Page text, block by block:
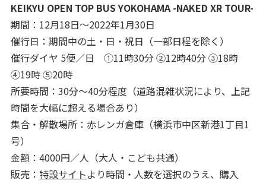
KEIKYU OPEN TOP BUS YOKOHAMA -NAKED XR TOUR-
期間：12月18日～2022年1月30日
催行日：期間中の土・日・祝日（一部日程を除く）
催行ダイヤ 5便／日 ①11時30分 ②12時40分 ③18時
④19時 ⑤20時
所要時間：30分～40分程度（道路混雑状況により、上記
時間を大幅に超える場合あり）
集合・解散場所：赤レンガ倉庫（横浜市中区新港1丁目1
号）
金額：4000円／人（大人・こども共通）
販売： 特設サイトより時間・人数を選択のうえ、購入